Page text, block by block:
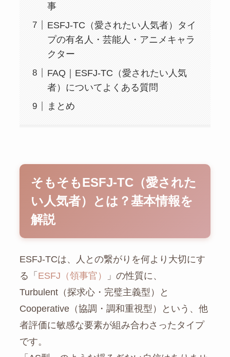
事
ESFJ-TC（愛されたい人気者）タイ
プの有名人・芸能人・アニメキャラ
クター
FAQ｜ESFJ-TC（愛されたい人気
者）についてよくある質問
まとめ
そもそもESFJ-TC（愛された
い人気者）とは？基本情報を
解説
ESFJ-TCは、人との繋がりを何より大切にす
る「 ESFJ（領事官）
」の性質に、
Turbulent（探求心・完璧主義型）と
Cooperative（協調・調和重視型）という、他
者評価に敏感な要素が組み合わさったタイプ
です。